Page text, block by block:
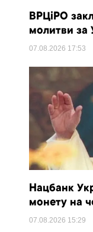
ВРЦіРО
молитви за
07.08.2026 17:53
Нацбанк
монету на
07.08.2026 15:29